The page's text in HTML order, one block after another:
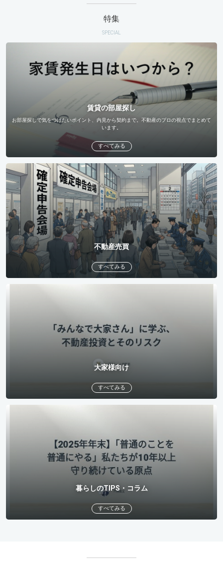
特集
SPECIAL
賃貸の部屋探し
お部屋探しで気をつけたいポイント、内見から契約まで。不動産のプロの視点でまとめて
います。
すべてみる
不動産売買
すべてみる
大家様向け
すべてみる
暮らしのTIPS・コラム
すべてみる